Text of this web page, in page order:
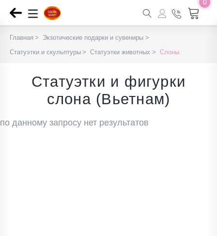
0
Главная
Экзотические подарки и сувениры
Статуэтки и скульптуры
Статуэтки животных Слоны
Статуэтки и фигурки
слона (Вьетнам)
по данному запросу нет результатов